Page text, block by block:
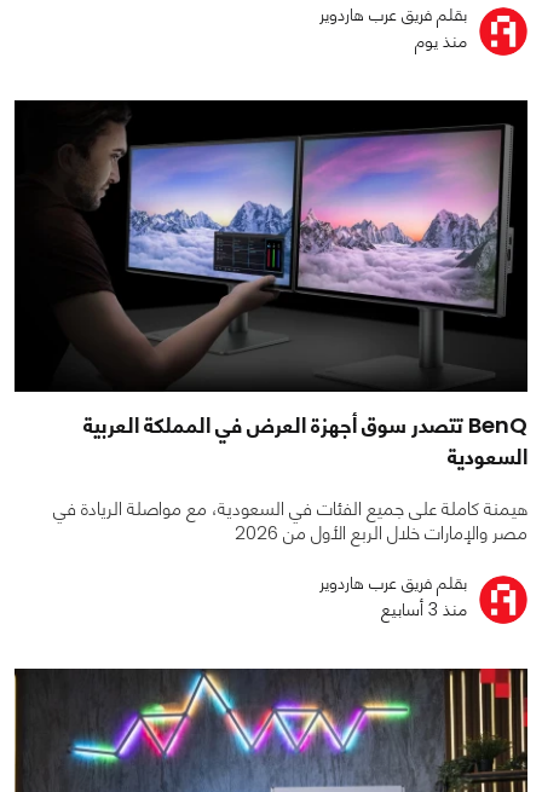
بقلم فريق عرب هاردوير
منذ يوم
BenQ تتصدر سوق أجهزة العرض في المملكة العربية
السعودية
هيمنة كاملة على جميع الفئات في السعودية، مع مواصلة الريادة في
مصر والإمارات خلال الربع الأول من 2026
بقلم فريق عرب هاردوير
منذ 3 أسابيع